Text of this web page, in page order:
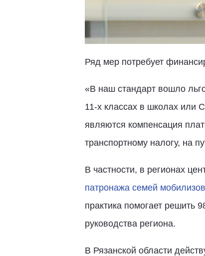
Ряд мер потребует
«В наш стандарт вошло
11-х классах в школах или
являются компенсация
транспортному налогу, на
В частности, в регионах
патронажа семей
практика помогает решить
руководства региона.
В Рязанской области